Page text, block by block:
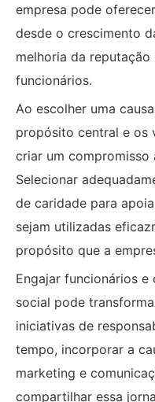
empresa pode
desde o crescimento
melhoria da
funcionários.
Ao escolher uma
propósito central e os
criar um
Selecionar
de caridade para
sejam utilizadas
propósito que a
Engajar funcionários
social pode
iniciativas de
tempo, incorporar a
marketing e
compartilhar essa